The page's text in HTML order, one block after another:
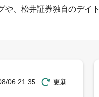
、松井証券独自のデイ